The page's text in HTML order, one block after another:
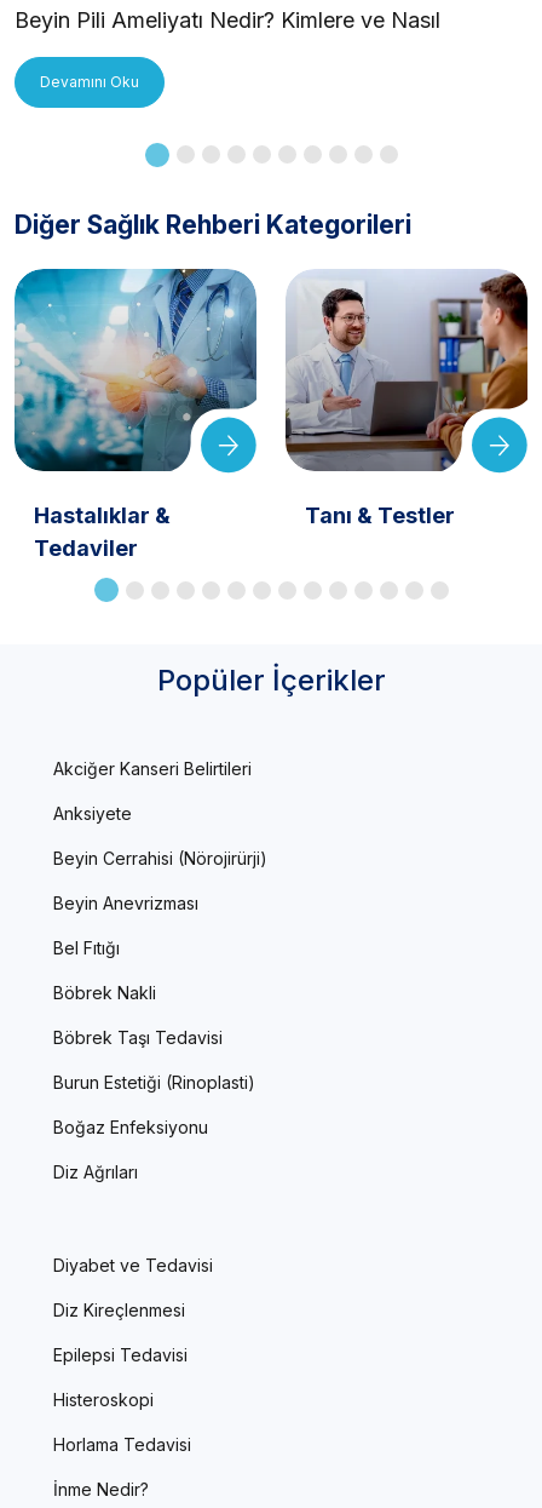
Beyin Pili Ameliyatı Nedir? Kimlere ve Nasıl
Devamını Oku
Diğer Sağlık Rehberi Kategorileri
Hastalıklar &
Tedaviler
Tanı & Testler
Popüler İçerikler
Akciğer Kanseri Belirtileri
Anksiyete
Beyin Cerrahisi (Nörojirürji)
Beyin Anevrizması
Bel Fıtığı
Böbrek Nakli
Böbrek Taşı Tedavisi
Burun Estetiği (Rinoplasti)
Boğaz Enfeksiyonu
Diz Ağrıları
Diyabet ve Tedavisi
Diz Kireçlenmesi
Epilepsi Tedavisi
Histeroskopi
Horlama Tedavisi
İnme Nedir?